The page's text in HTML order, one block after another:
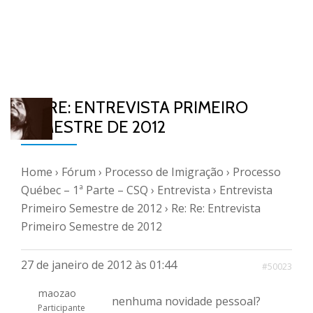
RE: RE: ENTREVISTA PRIMEIRO
SEMESTRE DE 2012
Home › Fórum › Processo de Imigração › Processo
Québec – 1ª Parte – CSQ › Entrevista › Entrevista
Primeiro Semestre de 2012 › Re: Re: Entrevista
Primeiro Semestre de 2012
27 de janeiro de 2012 às 01:44 #50023
maozao
Participante nenhuma novidade pessoal?